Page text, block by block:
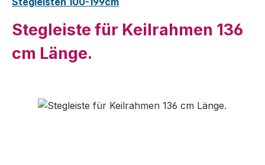
Stegleiste für Keilrahmen 136
cm Länge.
Bildergalerie überspringen